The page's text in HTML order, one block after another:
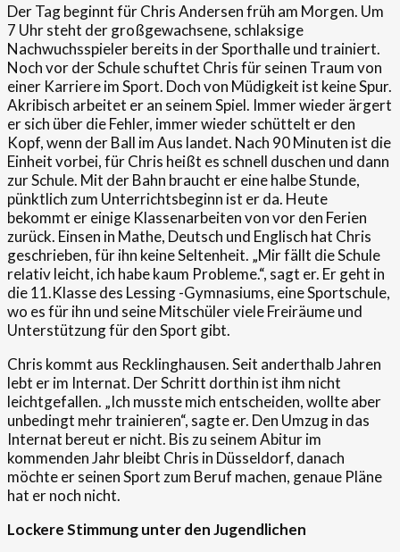
Der Tag beginnt für Chris Andersen früh am Morgen. Um
7 Uhr steht der großgewachsene, schlaksige
Nachwuchsspieler bereits in der Sporthalle und trainiert.
Noch vor der Schule schuftet Chris für seinen Traum von
einer Karriere im Sport. Doch von Müdigkeit ist keine Spur.
Akribisch arbeitet er an seinem Spiel. Immer wieder ärgert
er sich über die Fehler, immer wieder schüttelt er den
Kopf, wenn der Ball im Aus landet. Nach 90 Minuten ist die
Einheit vorbei, für Chris heißt es schnell duschen und dann
zur Schule. Mit der Bahn braucht er eine halbe Stunde,
pünktlich zum Unterrichtsbeginn ist er da. Heute
bekommt er einige Klassenarbeiten von vor den Ferien
zurück. Einsen in Mathe, Deutsch und Englisch hat Chris
geschrieben, für ihn keine Seltenheit. „Mir fällt die Schule
relativ leicht, ich habe kaum Probleme.“, sagt er. Er geht in
die 11.Klasse des Lessing -Gymnasiums, eine Sportschule,
wo es für ihn und seine Mitschüler viele Freiräume und
Unterstützung für den Sport gibt.
Chris kommt aus Recklinghausen. Seit anderthalb Jahren
lebt er im Internat. Der Schritt dorthin ist ihm nicht
leichtgefallen. „Ich musste mich entscheiden, wollte aber
unbedingt mehr trainieren“, sagte er. Den Umzug in das
Internat bereut er nicht. Bis zu seinem Abitur im
kommenden Jahr bleibt Chris in Düsseldorf, danach
möchte er seinen Sport zum Beruf machen, genaue Pläne
hat er noch nicht.
Lockere Stimmungunter den Jugendlichen